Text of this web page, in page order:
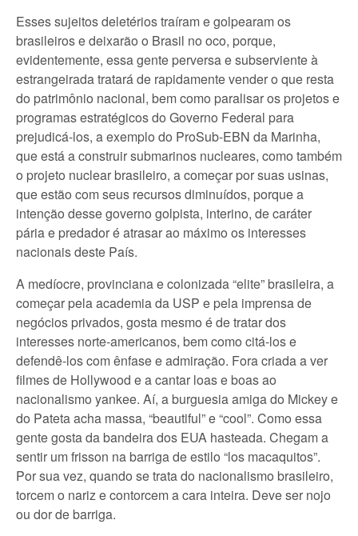
Esses sujeitos deletérios traíram e golpearam os
brasileiros e deixarão o Brasil no oco, porque,
evidentemente, essa gente perversa e subserviente à
estrangeirada tratará de rapidamente vender o que resta
do patrimônio nacional, bem como paralisar os projetos e
programas estratégicos do Governo Federal para
prejudicá-los, a exemplo do ProSub-EBN da Marinha,
que está a construir submarinos nucleares, como também
o projeto nuclear brasileiro, a começar por suas usinas,
que estão com seus recursos diminuídos, porque a
intenção desse governo golpista, interino, de caráter
pária e predador é atrasar ao máximo os interesses
nacionais deste País.
A medíocre, provinciana e colonizada “elite” brasileira, a
começar pela academia da USP e pela imprensa de
negócios privados, gosta mesmo é de tratar dos
interesses norte-americanos, bem como citá-los e
defendê-los com ênfase e admiração. Fora criada a ver
filmes de Hollywood e a cantar loas e boas ao
nacionalismo yankee. Aí, a burguesia amiga do Mickey e
do Pateta acha massa, “beautiful” e “cool”. Como essa
gente gosta da bandeira dos EUA hasteada. Chegam a
sentir um frisson na barriga de estilo “los macaquitos”.
Por sua vez, quando se trata do nacionalismo brasileiro,
torcem o nariz e contorcem a cara inteira. Deve ser nojo
ou dor de barriga.